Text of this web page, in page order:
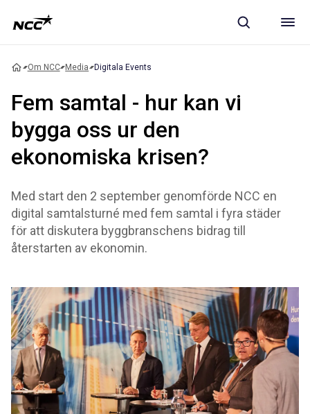
Om NCC Media Digitala Events
Fem samtal - hur kan vi
bygga oss ur den
ekonomiska krisen?
Med start den 2 september genomförde NCC en
digital samtalsturné med fem samtal i fyra städer
för att diskutera byggbranschens bidrag till
återstarten av ekonomin.